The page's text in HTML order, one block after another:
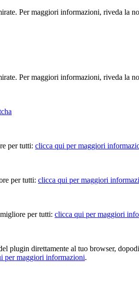
Per maggiori informazioni, riveda la
Per maggiori informazioni, riveda la
per tutti: clicca qui per maggiori
per tutti: clicca qui per maggiori
per tutti: clicca qui per maggiori
direttamente al tuo browser,
per maggiori informazioni.